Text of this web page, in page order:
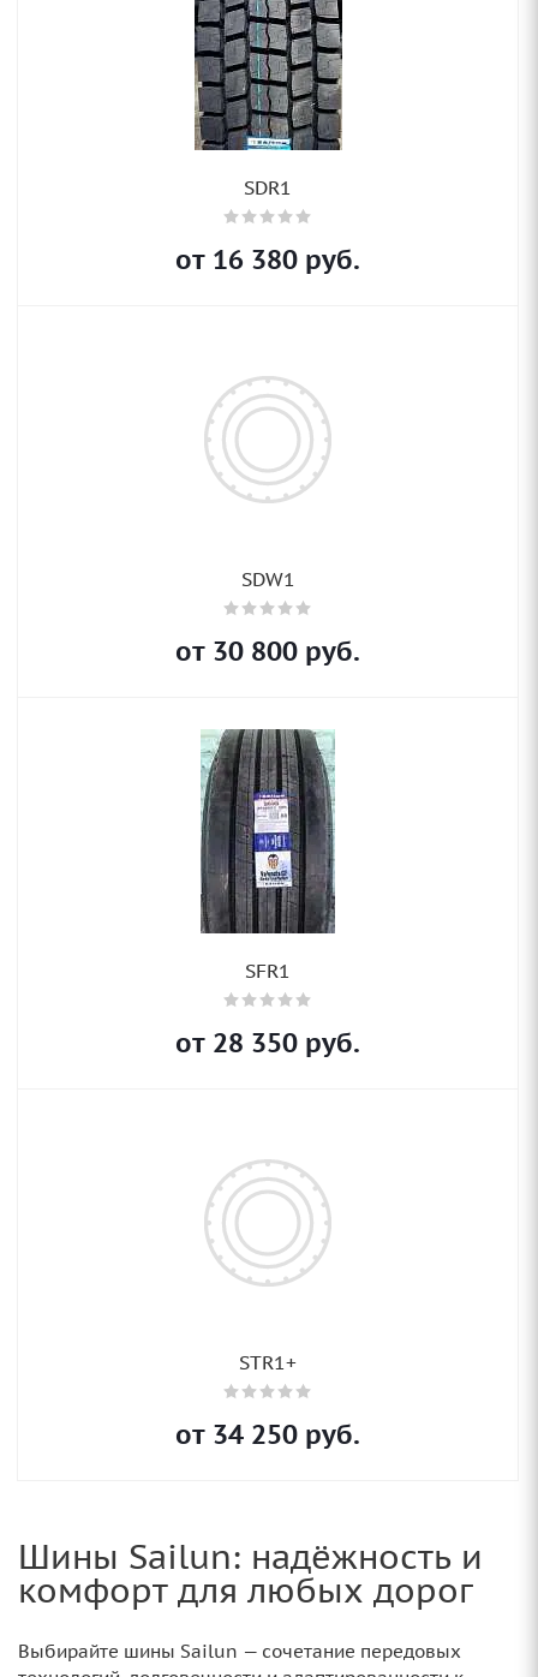
SDR1
от 16 380 руб.
SDW1
от 30 800 руб.
SFR1
от 28 350 руб.
STR1+
от 34 250 руб.
Шины Sailun: надёжность и
комфорт для любых дорог
Выбирайте шины Sailun — сочетание передовых